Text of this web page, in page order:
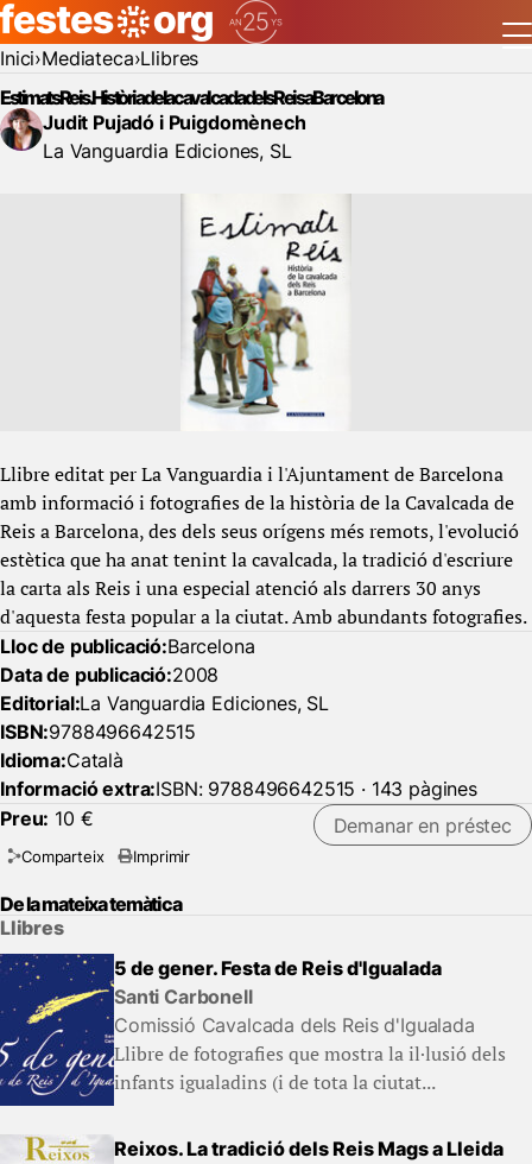
Inici Mediateca Llibres
Estimats Reis. Història de la cavalcada dels Reis a Barcelona
Judit Pujadó i Puigdomènech
La Vanguardia Ediciones, SL
Llibre editat per La Vanguardia i l'Ajuntament de Barcelona
amb informació i fotografies de la història de la Cavalcada de
Reis a Barcelona, des dels seus orígens més remots, l'evolució
estètica que ha anat tenint la cavalcada, la tradició d'escriure
la carta als Reis i una especial atenció als darrers 30 anys
d'aquesta festa popular a la ciutat. Amb abundants fotografies.
Lloc de publicació:Barcelona
Data de publicació:2008
Editorial:La Vanguardia Ediciones, SL
ISBN:9788496642515
Idioma:Català
Informació extra:ISBN: 9788496642515 · 143 pàgines
Preu: 10 € Demanar en préstec
Comparteix Imprimir
De la mateixa temàtica
Llibres
5 de gener. Festa de Reis d'Igualada
Santi Carbonell
Comissió Cavalcada dels Reis d'Igualada
Llibre de fotografies que mostra la il·lusió dels
infants igualadins (i de tota la ciutat...
Reixos. La tradició dels Reis Mags a Lleida